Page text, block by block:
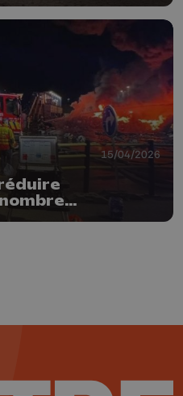
15/04/2026